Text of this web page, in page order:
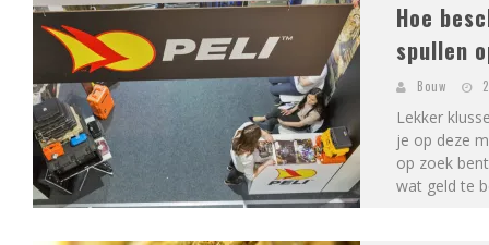
Hoe
spullen
Bouw
Lekker
je op deze
op zoek
wat geld te